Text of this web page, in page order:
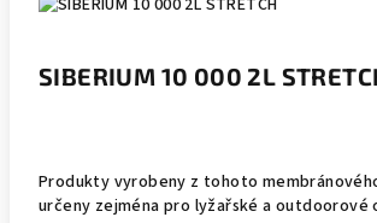
SIBERIUM 10 000 2L
Produkty vyrobeny z tohoto
určeny zejména pro lyžařské a outdoorové